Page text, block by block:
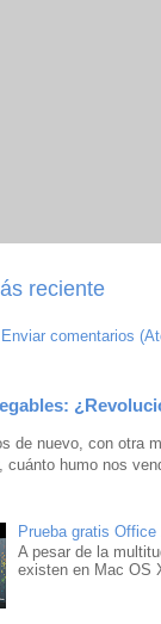
reciente
Enviar comentarios
de nuevo, con otra
cuánto humo nos
Prueba gratis
A pesar de la
existen en Mac OS